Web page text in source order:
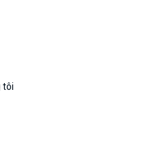
tôi